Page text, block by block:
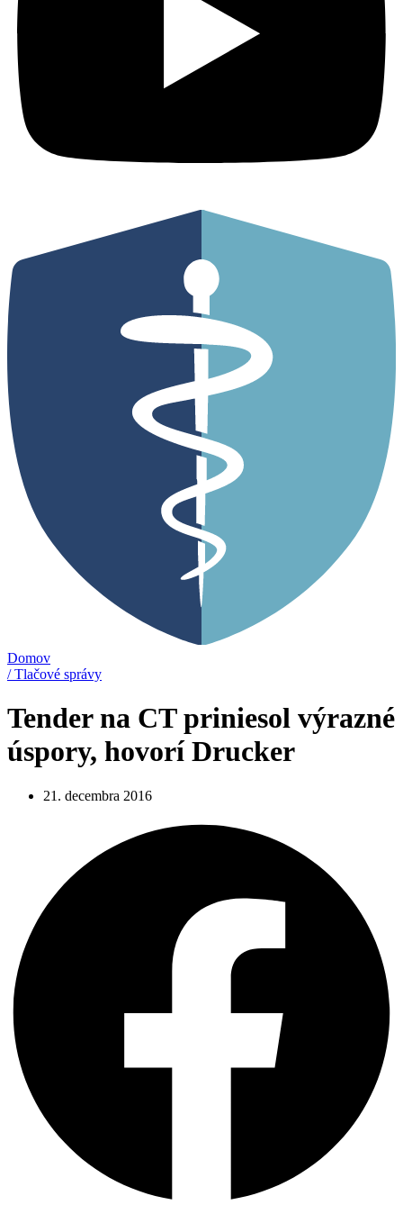
Domov
/ Tlačové správy
Tender na CT priniesol výrazné
úspory, hovorí Drucker
21. decembra 2016